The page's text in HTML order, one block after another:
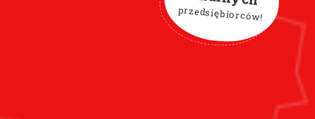
przedsiębiorców!